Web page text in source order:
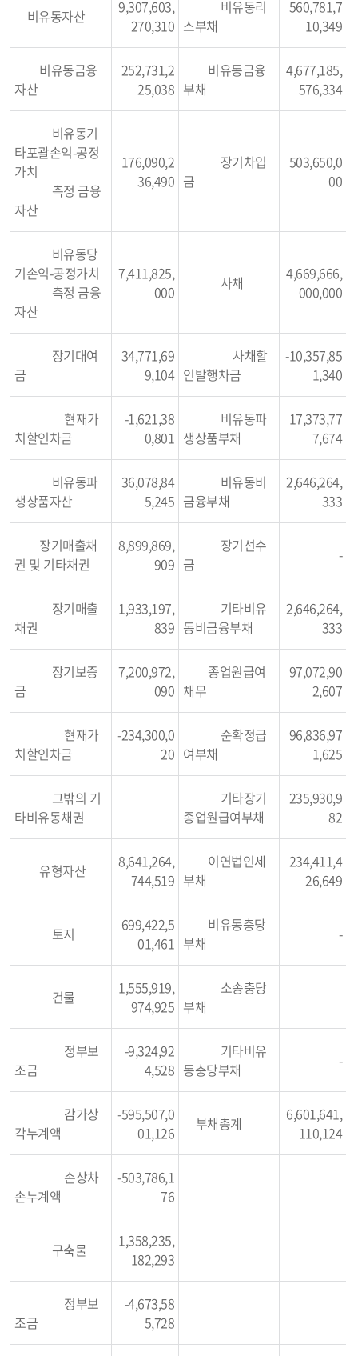
비유동자산
9,307,603,
270,310
비유동리
스부채
560,781,7
10,349
비유동금융
자산
252,731,2
25,038
비유동금융
부채
4,677,185,
576,334
비유동기
타포괄손익-공정
가치
측정 금융
자산
176,090,2
36,490
장기차입
금
503,650,0
00
비유동당
기손익-공정가치
측정 금융
자산
7,411,825,
000
사채
4,669,666,
000,000
장기대여
금
34,771,69
9,104
사채할
인발행차금
-10,357,85
1,340
현재가
치할인차금
-1,621,38
0,801
비유동파
생상품부채
17,373,77
7,674
비유동파
생상품자산
36,078,84
5,245
비유동비
금융부채
2,646,264,
333
장기매출채
권 및 기타채권
8,899,869,
909
장기선수
금
-
장기매출
채권
1,933,197,
839
기타비유
동비금융부채
2,646,264,
333
장기보증
금
7,200,972,
090
종업원급여
채무
97,072,90
2,607
현재가
치할인차금
-234,300,0
20
순확정급
여부채
96,836,97
1,625
그밖의 기
타비유동채권
기타장기
종업원급여부채
235,930,9
82
유형자산
8,641,264,
744,519
이연법인세
부채
234,411,4
26,649
토지
699,422,5
01,461
비유동충당
부채
-
건물
1,555,919,
974,925
소송충당
부채
정부보
조금
-9,324,92
4,528
기타비유
동충당부채
-
감가상
각누계액
-595,507,0
01,126
부채총계
6,601,641,
110,124
손상차
손누계액
-503,786,1
76
구축물
1,358,235,
182,293
정부보
조금
-4,673,58
5,728